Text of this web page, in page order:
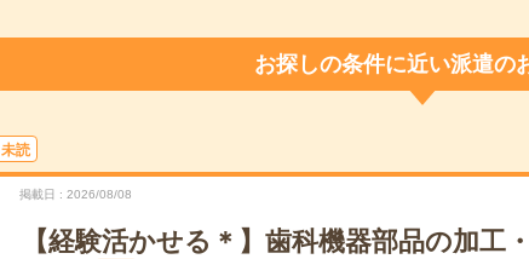
お探しの条件に近い派遣の
未読
掲載日 2026/08/08
【経験活かせる＊】歯科機器部品の加工